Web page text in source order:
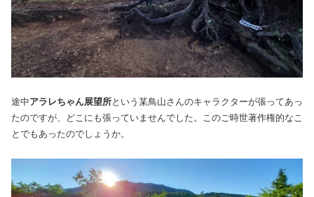
途中アラレちゃん展望所という某鳥山さんのキャラクターが張ってあっ
たのですが、どこにも張っていませんでした。このご時世著作権的なこ
とでもあったのでしょうか。